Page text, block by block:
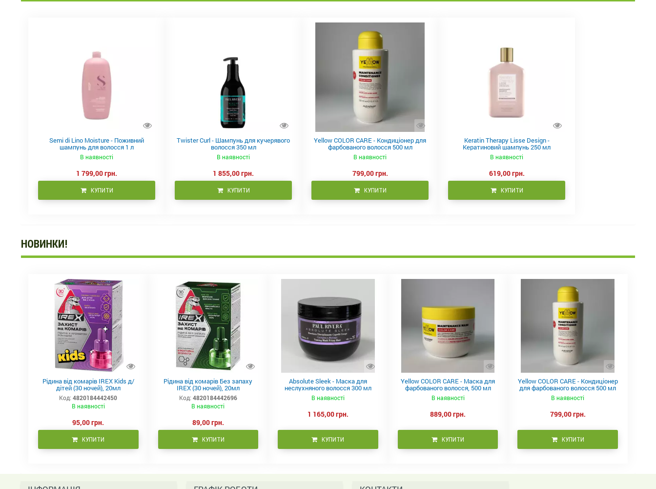
Semi di Lino Moisture - Поживний
шампунь для волосся 1 л
В наявності
1 799,00 грн.
КУПИТИ
Twister Curl - Шампунь для кучерявого
волосся 350 мл
В наявності
1 855,00 грн.
КУПИТИ
Yellow COLOR CARE - Кондиціонер для
фарбованого волосся 500 мл
В наявності
799,00 грн.
КУПИТИ
Keratin Therapy Lisse Design -
Кератиновий шампунь 250 мл
В наявності
619,00 грн.
КУПИТИ
НОВИНКИ!
Рідина від комарів IREX Kids д/
дітей (30 ночей), 20мл
Код: 4820184442450
В наявності
95,00 грн.
КУПИТИ
Рідина від комарів Без запаху
IREX (30 ночей), 20мл
Код: 4820184442696
В наявності
89,00 грн.
КУПИТИ
Absolute Sleek - Маска для
неслухняного волосся 300 мл
В наявності
1 165,00 грн.
КУПИТИ
Yellow COLOR CARE - Маска для
фарбованого волосся, 500 мл
В наявності
889,00 грн.
КУПИТИ
Yellow COLOR CARE - Кондиціонер
для фарбованого волосся 500 мл
В наявності
799,00 грн.
КУПИТИ